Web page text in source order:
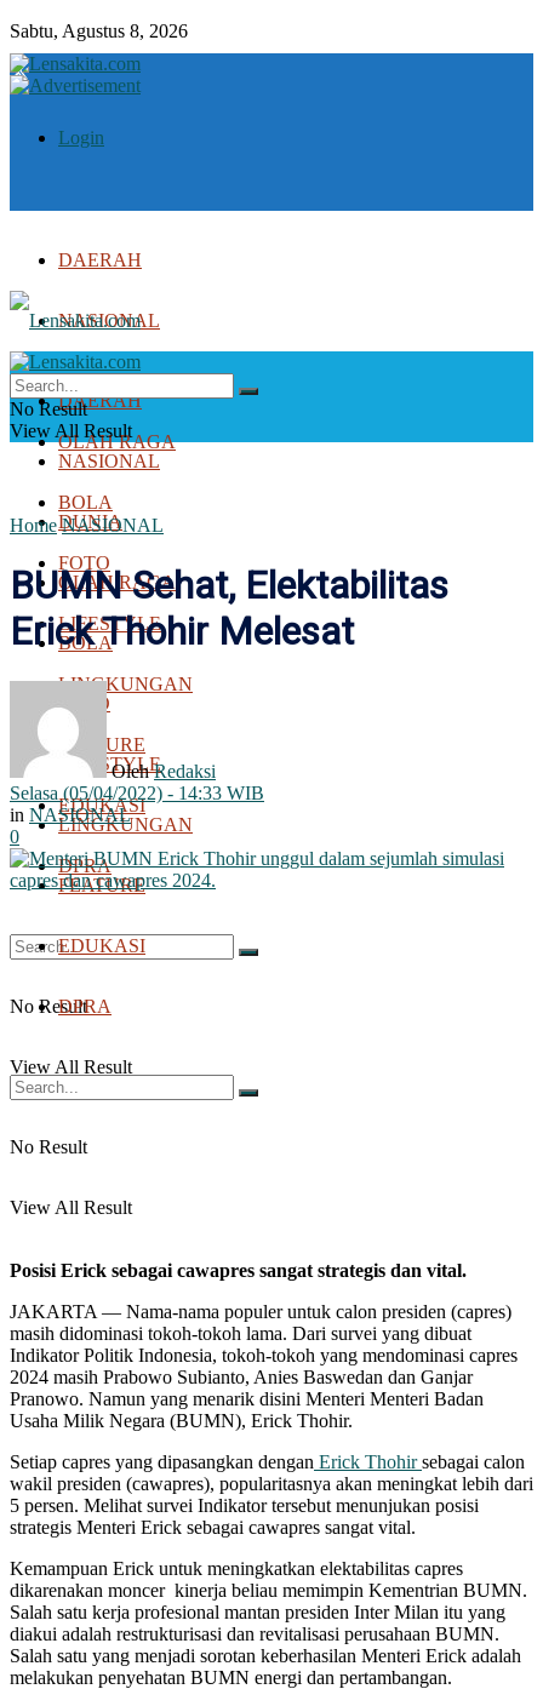
Sabtu, Agustus 8, 2026
Login
DAERAH
NASIONAL
DUNIA
OLAH RAGA
BOLA
FOTO
LIFESTYLE
LINGKUNGAN
FEATURE
EDUKASI
DPRA
No Result
View All Result
DAERAH
NASIONAL
DUNIA
OLAH RAGA
BOLA
FOTO
LIFESTYLE
LINGKUNGAN
FEATURE
EDUKASI
DPRA
No Result
View All Result
No Result
View All Result
Home NASIONAL
BUMN Sehat, Elektabilitas
Erick Thohir Melesat
Oleh Redaksi
Selasa (05/04/2022) - 14:33 WIB
in NASIONAL
0
Posisi Erick sebagai cawapres sangat strategis dan vital.
JAKARTA — Nama-nama populer untuk calon presiden (capres)
masih didominasi tokoh-tokoh lama. Dari survei yang dibuat
Indikator Politik Indonesia, tokoh-tokoh yang mendominasi capres
2024 masih Prabowo Subianto, Anies Baswedan dan Ganjar
Pranowo. Namun yang menarik disini Menteri Menteri Badan
Usaha Milik Negara (BUMN), Erick Thohir.
Setiap capres yang dipasangkan dengan Erick Thohirsebagai calon
wakil presiden (cawapres), popularitasnya akan meningkat lebih dari
5 persen. Melihat survei Indikator tersebut menunjukan posisi
strategis Menteri Erick sebagai cawapres sangat vital.
Kemampuan Erick untuk meningkatkan elektabilitas capres
dikarenakan moncer kinerja beliau memimpin Kementrian BUMN.
Salah satu kerja profesional mantan presiden Inter Milan itu yang
diakui adalah restrukturisasi dan revitalisasi perusahaan BUMN.
Salah satu yang menjadi sorotan keberhasilan Menteri Erick adalah
melakukan penyehatan BUMN energi dan pertambangan.